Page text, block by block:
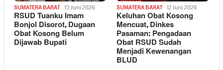
SUMATERA BARAT 13 Juni 2026
RSUD Tuanku Imam
Bonjol Disorot, Dugaan
Obat Kosong Belum
Dijawab Bupati
SUMATERA BARAT 12 Juni 2026
Keluhan Obat Kosong
Mencuat, Dinkes
Pasaman: Pengadaan
Obat RSUD Sudah
Menjadi Kewenangan
BLUD